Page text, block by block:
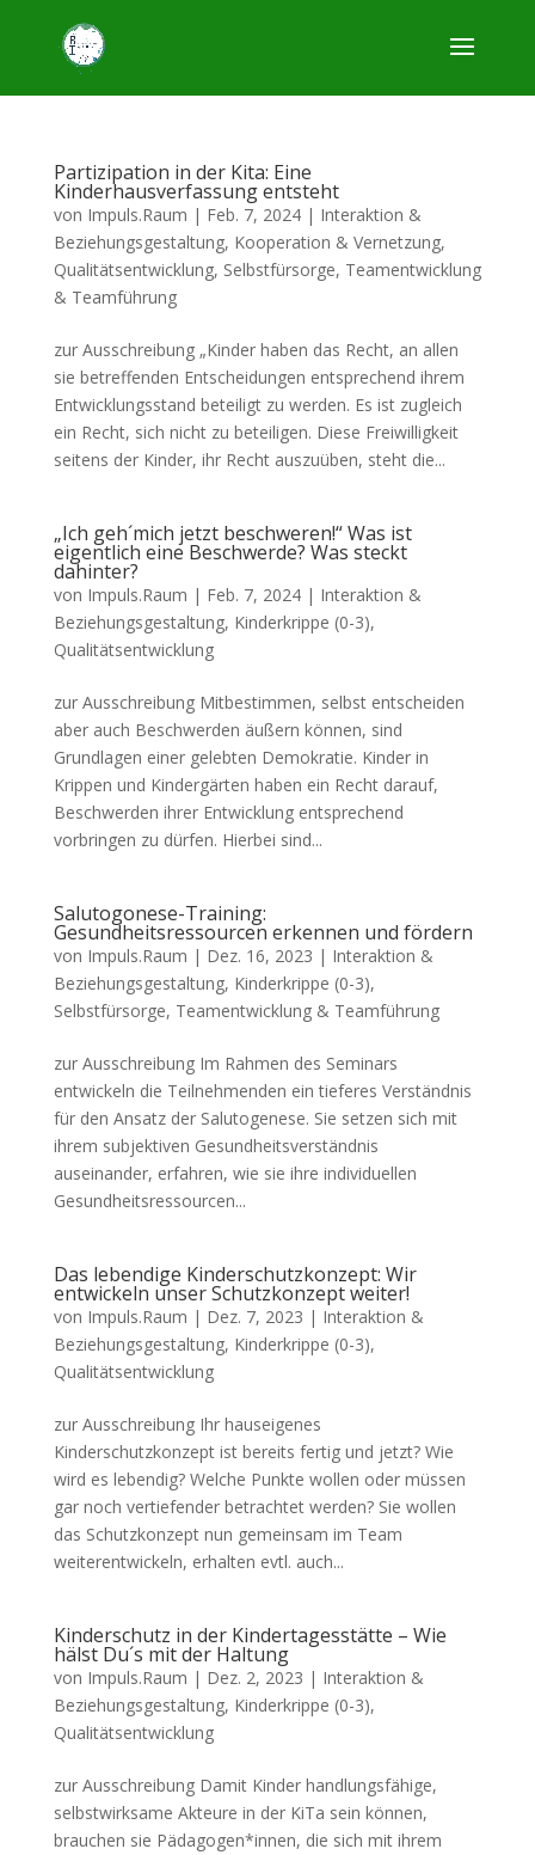
Partizipation in der Kita: Eine
Kinderhausverfassung entsteht
von Impuls.Raum | Feb. 7, 2024| Interaktion &
Beziehungsgestaltung, Kooperation & Vernetzung,
Qualitätsentwicklung, Selbstfürsorge, Teamentwicklung
& Teamführung
zur Ausschreibung „Kinder haben das Recht, an allen
sie betreffenden Entscheidungen entsprechend ihrem
Entwicklungsstand beteiligt zu werden. Es ist zugleich
ein Recht, sich nicht zu beteiligen. Diese Freiwilligkeit
seitens der Kinder, ihr Recht auszuüben, steht die...
„Ich geh´mich jetzt beschweren!“ Was ist
eigentlich eine Beschwerde? Was steckt
dahinter?
von Impuls.Raum | Feb. 7, 2024| Interaktion &
Beziehungsgestaltung, Kinderkrippe (0-3),
Qualitätsentwicklung
zur Ausschreibung Mitbestimmen, selbst entscheiden
aber auch Beschwerden äußern können, sind
Grundlagen einer gelebten Demokratie. Kinder in
Krippen und Kindergärten haben ein Recht darauf,
Beschwerden ihrer Entwicklung entsprechend
vorbringen zu dürfen. Hierbei sind...
Salutogonese-Training:
Gesundheitsressourcen erkennen und fördern
von Impuls.Raum | Dez. 16, 2023 | Interaktion &
Beziehungsgestaltung, Kinderkrippe (0-3),
Selbstfürsorge, Teamentwicklung & Teamführung
zur Ausschreibung Im Rahmen des Seminars
entwickeln die Teilnehmenden ein tieferes Verständnis
für den Ansatz der Salutogenese. Sie setzen sich mit
ihrem subjektiven Gesundheitsverständnis
auseinander, erfahren, wie sie ihre individuellen
Gesundheitsressourcen...
Das lebendige Kinderschutzkonzept: Wir
entwickeln unser Schutzkonzept weiter!
von Impuls.Raum | Dez. 7, 2023 | Interaktion &
Beziehungsgestaltung, Kinderkrippe (0-3),
Qualitätsentwicklung
zur Ausschreibung Ihr hauseigenes
Kinderschutzkonzept ist bereits fertig und jetzt? Wie
wird es lebendig? Welche Punkte wollen oder müssen
gar noch vertiefender betrachtet werden? Sie wollen
das Schutzkonzept nun gemeinsam im Team
weiterentwickeln, erhalten evtl. auch...
Kinderschutz in der Kindertagesstätte – Wie
hälst Du´s mit der Haltung
von Impuls.Raum | Dez. 2, 2023 | Interaktion &
Beziehungsgestaltung, Kinderkrippe (0-3),
Qualitätsentwicklung
zur Ausschreibung Damit Kinder handlungsfähige,
selbstwirksame Akteure in der KiTa sein können,
brauchen sie Pädagogen*innen, die sich mit ihrem